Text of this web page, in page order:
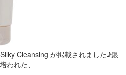
Cleansing が掲載されました♪銀
われた、